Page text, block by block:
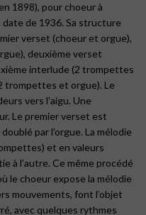
1898), pour choeur à
de 1936. Sa structure
verset (choeur et orgue),
deuxième verset
interlude (2 trompettes
trompettes et orgue). Le
vers l’aigu. Une
Le premier verset est
par l’orgue. La mélodie
et en valeurs
à l’autre. Ce même procédé
le choeur expose la mélodie
mouvements, font l’objet
avec quelques rythmes